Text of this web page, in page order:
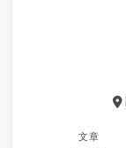
文章